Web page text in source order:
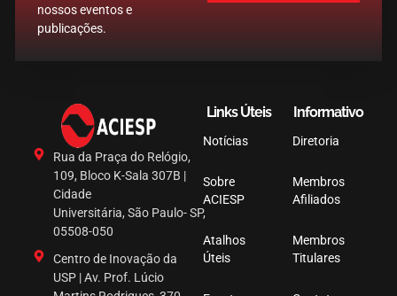
nossos eventos e
publicações.
Rua da Praça do Relógio,
109, Bloco K-Sala 307B |
Cidade
Universitária, São Paulo- SP,
05508-050
Centro de Inovação da
USP | Av. Prof. Lúcio
Links Úteis
Notícias
Sobre
ACIESP
Atalhos
Úteis
Informativo
Diretoria
Membros
Afiliados
Membros
Titulares